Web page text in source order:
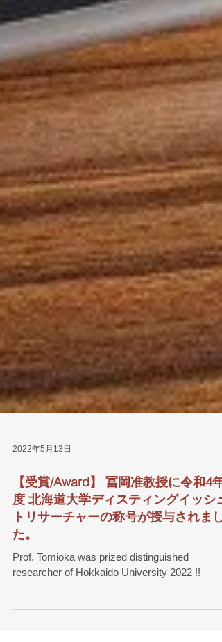
2022年5月13日
【受賞/Award】 冨岡准教授に令和4年
度 北海道大学ディスティングイッシュ
トリサーチャーの称号が授与されまし
た。
Prof. Tomioka was prized distinguished